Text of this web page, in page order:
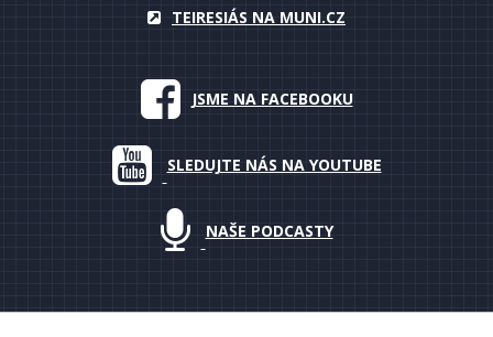
TEIRESIÁS NA MUNI.CZ
JSME NA FACEBOOKU
SLEDUJTE NÁS NA YOUTUBE
NAŠE PODCASTY